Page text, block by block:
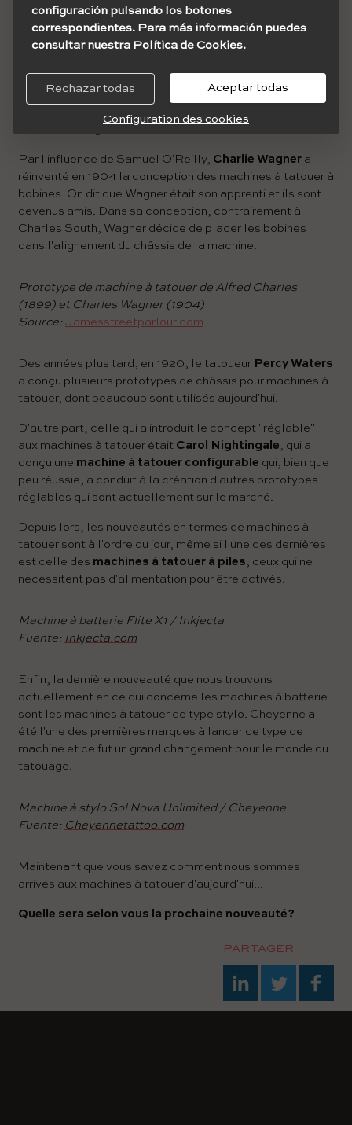
Mais celui qui a vraiment créé la configuration à double
bobine était Alfred Charles South. Il a fait un dessin où
côté de la machine. Le problème de ce prototype était
son poids excessif, qui obligeait les tatoueurs à placer un
support au plafond pour supporter le poids de la machine
Par l'influence de Samuel O'Reilly, Charlie Wagner a
réinventé en 1904 la conception des machines à tatouer à
bobines. On dit que Wagner était son apprenti et ils sont
devenus amis. Dans sa conception, contrairement à
Charles South, Wagner décide de placer les bobines
dans l'alignement du châssis de la machine.
Prototype de machine à tatouer de Alfred Charles
(1899) et Charles Wagner (1904)
Source: Jamesstreetparlour.com
Des années plus tard, en 1920, le tatoueur Percy Waters
a conçu plusieurs prototypes de châssis pour machines à
tatouer, dont beaucoup sont utilisés aujourd'hui.
D'autre part, celle qui a introduit le concept "réglable"
aux machines à tatouer était Carol Nightingale , qui a
conçu une machine à tatouer configurable qui, bien que
peu réussie, a conduit à la création d'autres prototypes
réglables qui sont actuellement sur le marché.
Depuis lors, les nouveautés en termes de machines à
tatouer sont à l'ordre du jour, même si l'une des dernières
est celle des machines à tatouer à piles ; ceux qui ne
nécessitent pas d'alimentation pour être activés.
Machine à batterie Flite X1 / Inkjecta
Fuente: Inkjecta.com
Enfin, la dernière nouveauté que nous trouvons
actuellement en ce qui concerne les machines à batterie
sont les machines à tatouer de type stylo. Cheyenne a
été l'une des premières marques à lancer ce type de
machine et ce fut un grand changement pour le monde du
tatouage.
Machine à stylo Sol Nova Unlimited / Cheyenne
Fuente: Cheyennetattoo.com
Maintenant que vous savez comment nous sommes
arrivés aux machines à tatouer d'aujourd'hui...
Quelle sera selon vous la prochaine nouveauté?
PARTAGER
configuración pulsando los botones
correspondientes. Para más información puedes
consultar nuestra Política de Cookies.
Rechazar todas Aceptar todas
Configuration des cookies